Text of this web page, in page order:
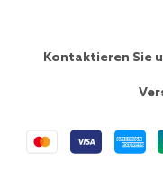
Kontaktieren Sie